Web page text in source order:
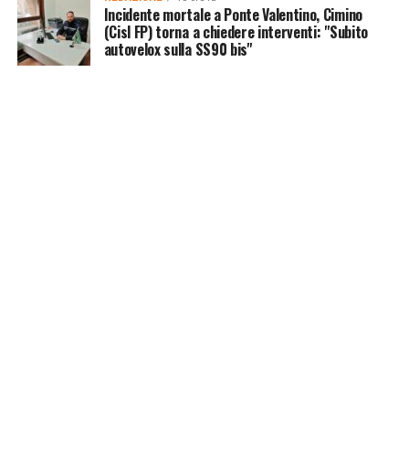
Incidente mortale a Ponte Valentino, Cimino
(Cisl FP) torna a chiedere interventi: "Subito
autovelox sulla SS90 bis"